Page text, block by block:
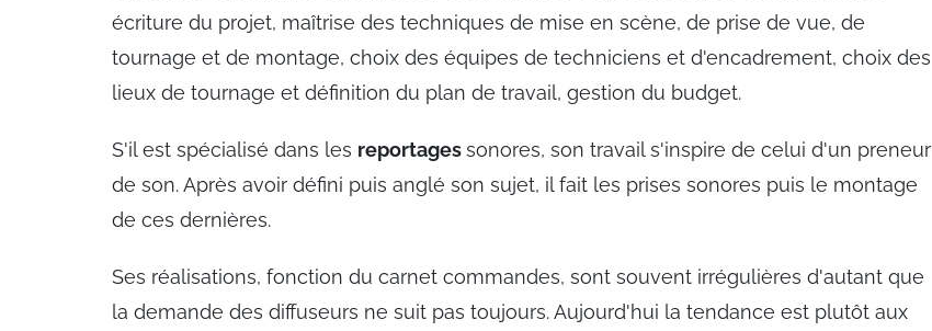
écriture du projet, maîtrise des techniques de mise en scène, de prise de vue, de
tournage et de montage, choix des équipes de techniciens et d'encadrement, choix des
lieux de tournage et définition du plan de travail, gestion du budget.
S'il est spécialisé dans les reportagessonores, son travail s'inspire de celui d'un preneur
de son. Après avoir défini puis anglé son sujet, il fait les prises sonores puis le montage
de ces dernières.
Ses réalisations, fonction du carnet commandes, sont souvent irrégulières d'autant que
la demande des diffuseurs ne suit pas toujours. Aujourd'hui la tendance est plutôt aux